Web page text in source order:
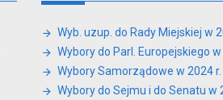
Wyb. uzup. do Rady Miejskiej w
Wybory do Parl. Europejskiego w
Wybory Samorządowe w 2024 r.
Wybory do Sejmu i do Senatu w